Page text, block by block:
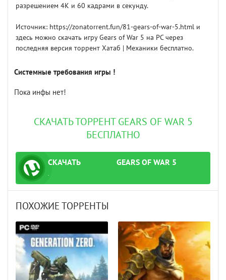
разрешением 4K и 60 кадрами в секунду.
Источник: https://zonatorrent.fun/81-gears-of-war-5.html и
здесь можно скачать игру Gears of War 5 на PC через
последняя версия торрент Хатаб | Механики бесплатно.
Системные требования игры !
Пока инфы нет!
СКАЧАТЬ ТОРРЕНТ GEARS OF WAR 5
БЕСПЛАТНО
СКАЧАТЬ
ТОРРЕНТ
GEARS OF WAR 5
.
ПОХОЖИЕ ТОРРЕНТЫ